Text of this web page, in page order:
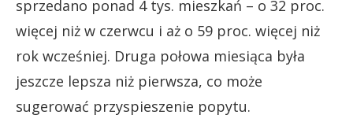
sprzedano ponad 4 tys. mieszkań – o 32 proc.
więcej niż w czerwcu i aż o 59 proc. więcej niż
rok wcześniej. Druga połowa miesiąca była
jeszcze lepsza niż pierwsza, co może
sugerować przyspieszenie popytu.